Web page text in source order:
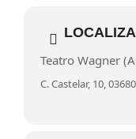
Teatro Wagner
C. Castelar, 10,